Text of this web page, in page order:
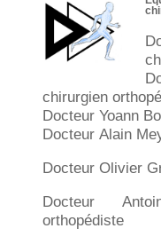
chirurgien
Docteur Yoann
Docteur Alain
Docteur Olivier
Docteur
orthopédiste